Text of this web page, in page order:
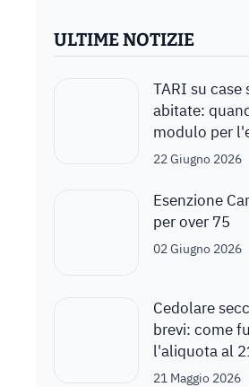
ULTIME NOTIZIE
TARI su
abitate:
modulo per
22 Giugno 2026
Esenzione
per over 75
02 Giugno 2026
Cedolare
brevi: come
l'aliquota al
21 Maggio 2026